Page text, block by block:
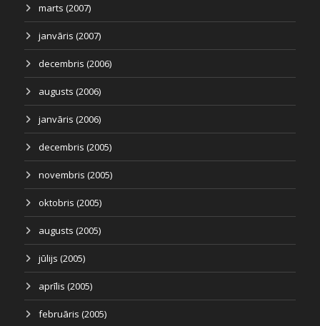
marts (2007)
janvāris (2007)
decembris (2006)
augusts (2006)
janvāris (2006)
decembris (2005)
novembris (2005)
oktobris (2005)
augusts (2005)
jūlijs (2005)
aprīlis (2005)
februāris (2005)